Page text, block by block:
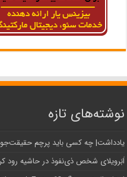
نوشته‌های تازه
یادداشت| ‌چه کسی باید پرچم
اَبَر‌ویلای شخص ذی‌نفوذ در حاشیه‌ رود